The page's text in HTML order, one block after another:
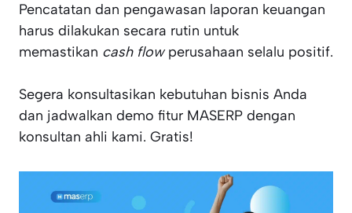
Pencatatan dan pengawasan laporan keuangan
harus dilakukan secara rutin untuk
memastikan cash flowperusahaan selalu positif.
Segera konsultasikan kebutuhan bisnis Anda
dan jadwalkan demo fitur MASERP dengan
konsultan ahli kami. Gratis!